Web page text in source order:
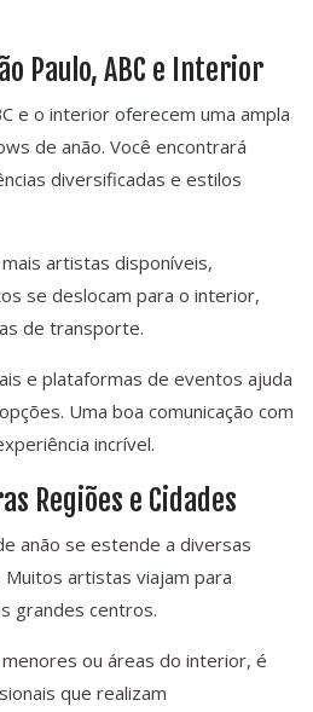
Paulo, ABC e Interior
e o interior oferecem uma ampla
de anão. Você encontrará
diversificadas e estilos
artistas disponíveis,
se deslocam para o interior,
de transporte.
e plataformas de eventos ajuda
Uma boa comunicação com
incrível.
Regiões e Cidades
anão se estende a diversas
artistas viajam para
grandes centros.
ou áreas do interior, é
que realizam